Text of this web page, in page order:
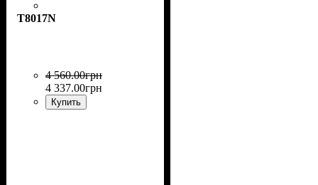
T8017N
4 560.00грн
4 337.00грн
Купить